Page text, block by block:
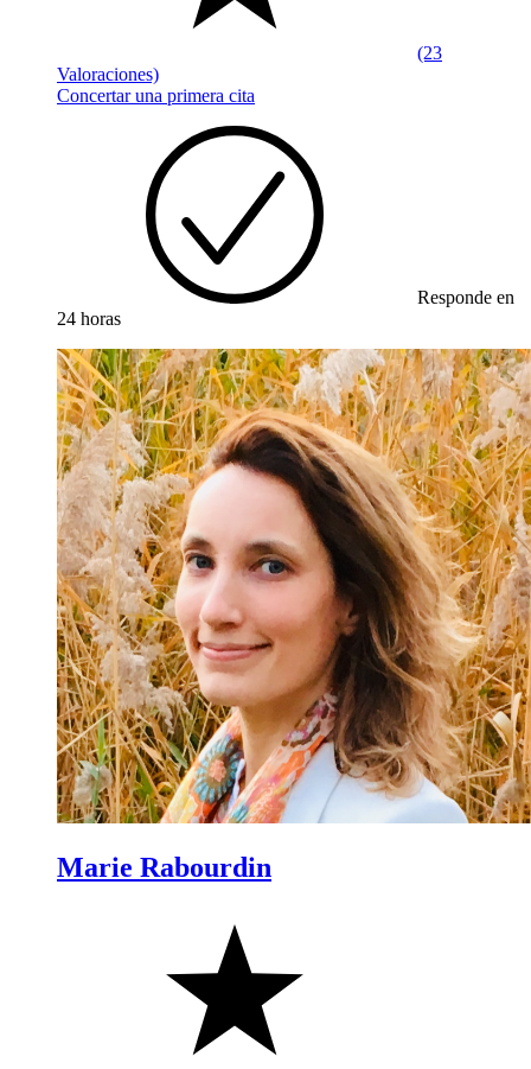
(23
Valoraciones)
Concertar una primera cita
Responde en
24 horas
Marie Rabourdin